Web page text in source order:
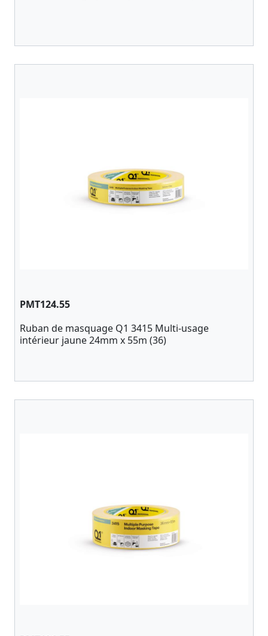
PMT124.55
Ruban de masquage Q1 3415 Multi-usage
intérieur jaune 24mm x 55m (36)